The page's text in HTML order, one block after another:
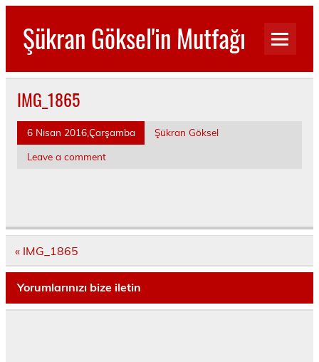
Skip
contentŞükran Göksel'in Mutfağı
IMG_1865
6 Nisan 2016,Çarşamba
Şükran Göksel
Leave a comment
Yazı
dolaşımı
« IMG_1865
Yorumlarınızı bize iletin